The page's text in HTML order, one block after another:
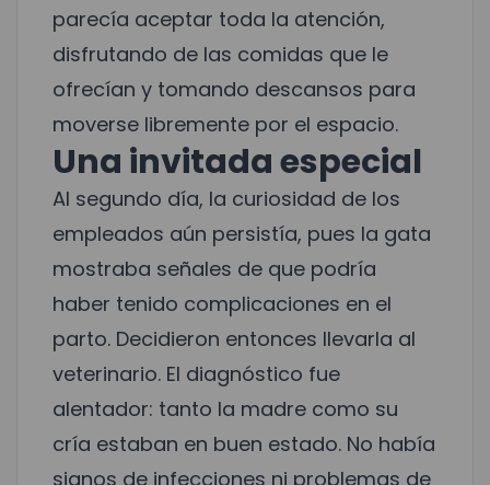
parecía aceptar toda la atención,
disfrutando de las comidas que le
ofrecían y tomando descansos para
moverse libremente por el espacio.
Una invitada especial
Al segundo día, la curiosidad de los
empleados aún persistía, pues la gata
mostraba señales de que podría
haber tenido complicaciones en el
parto. Decidieron entonces llevarla al
veterinario. El diagnóstico fue
alentador: tanto la madre como su
cría estaban en buen estado. No había
signos de infecciones ni problemas de